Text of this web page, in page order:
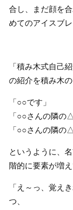
合し、まだ顔を
めてのアイスブ
「積み木式自己
の紹介を積み木
「○○です」
「○○さんの隣の
「○○さんの隣
というように、
階的に要素が増え
「え～っ、覚え
つ、